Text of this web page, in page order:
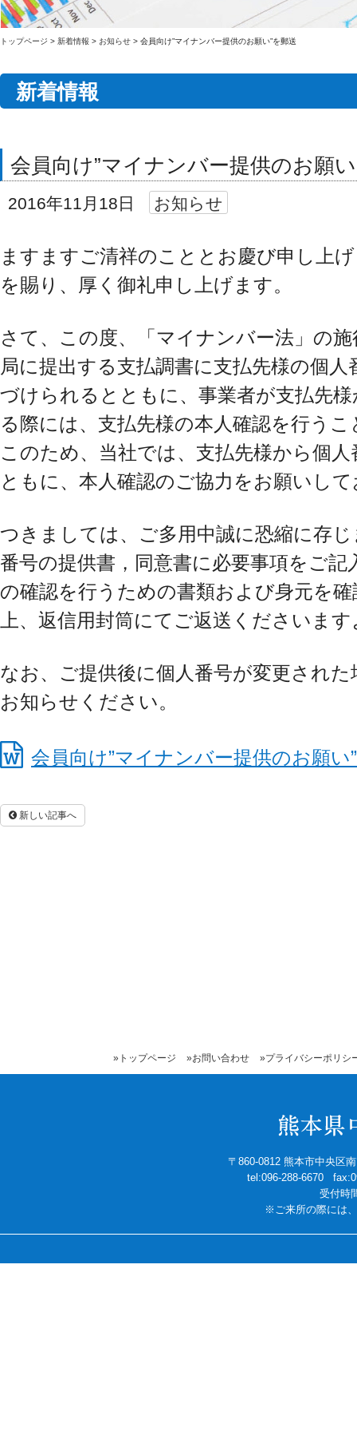
トップページ > 新着情報 > お知らせ > 会員向け”マイナンバー提供のお願い”を郵送
新着情報
会員向け”マイナンバー提供のお願
2016年11月18日 お知らせ
ますますご清祥のこととお慶び申し上
を賜り、厚く御礼申し上げます。
さて、この度、「マイナンバー法」の
局に提出する支払調書に支払先様の個
づけられるとともに、事業者が支払先
る際には、支払先様の本人確認を行う
このため、当社では、支払先様から個
ともに、本人確認のご協力をお願いし
つきましては、ご多用中誠に恐縮に存
番号の提供書，同意書に必要事項をご
の確認を行うための書類および身元を
上、返信用封筒にてご返送くださいま
なお、ご提供後に個人番号が変更され
お知らせください。
会員向け”マイナンバー提供のお願
新しい記事へ
»トップページ »お問い合わせ »プライバシーポリシ
〒860-0812 熊本市中央区
tel:096-288-6670
受付時
※ご来所の際には